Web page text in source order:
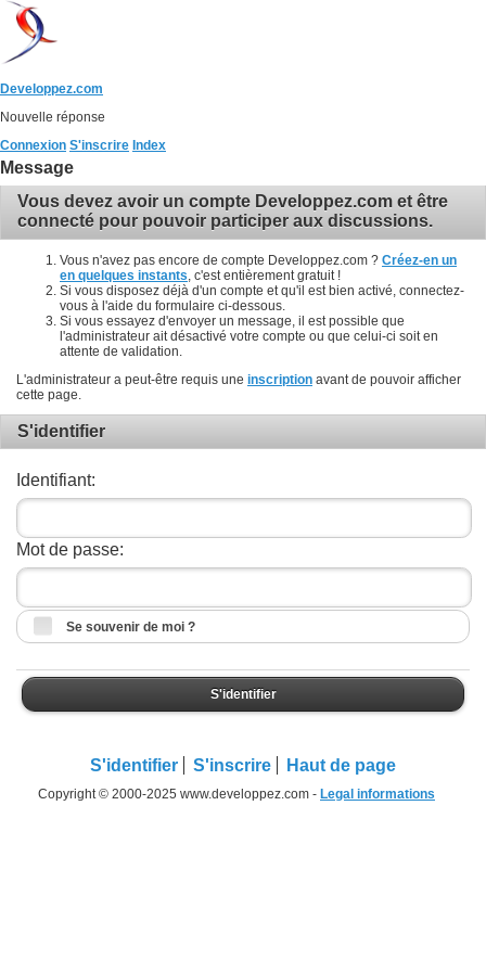
Developpez.com
Nouvelle réponse
Connexion S'inscrire Index
Message
Vous devez avoir un compte Developpez.com et être
connecté pour pouvoir participer aux discussions.
Vous n'avez pas encore de compte Developpez.com ? Créez-en un
en quelques instants , c'est entièrement gratuit !
Si vous disposez déjà d'un compte et qu'il est bien activé, connectez-
vous à l'aide du formulaire ci-dessous.
Si vous essayez d'envoyer un message, il est possible que
l'administrateur ait désactivé votre compte ou que celui-ci soit en
attente de validation.
L'administrateur a peut-être requis une inscription avant de pouvoir afficher
cette page.
S'identifier
Identifiant:
Mot de passe:
Se souvenir de moi ?
S'identifier
S'identifier S'inscrire Haut de page
Copyright © 2000-2025 www.developpez.com - Legal informations